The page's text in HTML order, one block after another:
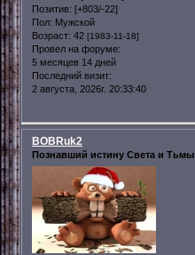
Позитив: [+803/-22]
Пол: Мужской
Возраст: 42 [1983-11-18]
Провел на форуме:
5 месяцев 14 дней
Последний визит:
2 августа, 2026г. 20:33:40
BOBRuk2
Познавший истину Света и Тьмы